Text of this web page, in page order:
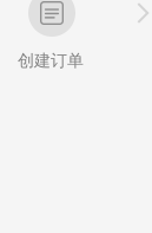
创建订单